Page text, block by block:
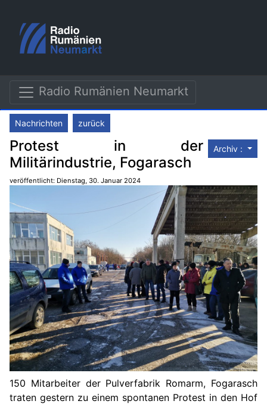
Radio Rumänien Neumarkt
Nachrichten zurück
Archiv :
Protest in der
Militärindustrie, Fogarasch
veröffentlicht: Dienstag, 30. Januar 2024
150 Mitarbeiter der Pulverfabrik Romarm, Fogarasch
traten gestern zu einem spontanen Protest in den Hof